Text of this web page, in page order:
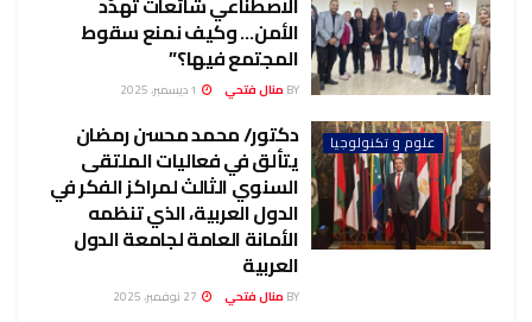
الأمن… وكيف نمنع سقوط
المجتمع فيها؟”
BY منال فتحي
علوم و تكنولوجيا دكتور/ محمد محسن رمضان
يتألق في فعاليات الملتقى
السنوي الثالث لمراكز الفكر في
الدول العربية، الذي تنظمه
الأمانة العامة لجامعة الدول
العربية
BY منال فتحي